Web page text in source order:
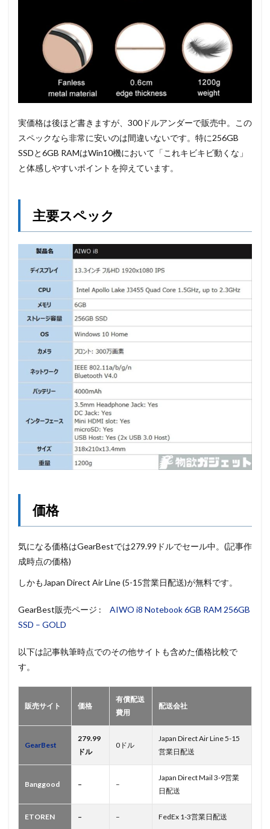
実価格は後ほど書きますが、300ドルアンダーで販売中。この
スペックなら非常に安いのは間違いないです。特に256GB
SSDと6GB RAMはWin10機において「これキビキビ動くな」
と体感しやすいポイントを抑えています。
主要スペック
価格
気になる価格はGearBestでは279.99ドルでセール中。(記事作
成時点の価格)
しかもJapan Direct Air Line (5-15営業日配送)が無料です。
GearBest販売ページ : AIWO i8 Notebook 6GB RAM 256GB
SSD – GOLD
以下は記事執筆時点でのその他サイトも含めた価格比較で
す。
販売サイト 価格
有償配送
費用
配送会社
GearBest
279.99
ドル
0ドル
Japan Direct Air Line 5-15
営業日配送
Banggood – –
Japan Direct Mail 3-9営業
日配送
ETOREN – – FedEx 1-3営業日配送